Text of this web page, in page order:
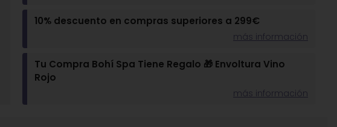
10% descuento en compras superiores a 299€
más información
Tu Compra Bohí Spa Tiene Regalo 🎁 Envoltura Vino
Rojo
más información